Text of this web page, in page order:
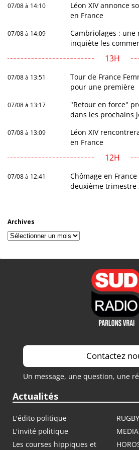
07/08 à 14:10
Léon XIV annonce
en France
07/08 à 14:09
Cambriolages : une
inquiète les
13H
07/08 à 13:51
Tour de France
pour une première
07/08 à 13:17
"Retour en force"
dans les prochains
07/08 à 13:09
Léon XIV
en France
12H
07/08 à 12:41
Chômage en
deuxième trimestre
Archives
Archives
Contactez
Un message, une question, une
Actualités
L'édito politique
RUGBY
L'invité politique
Les courses hippiques et